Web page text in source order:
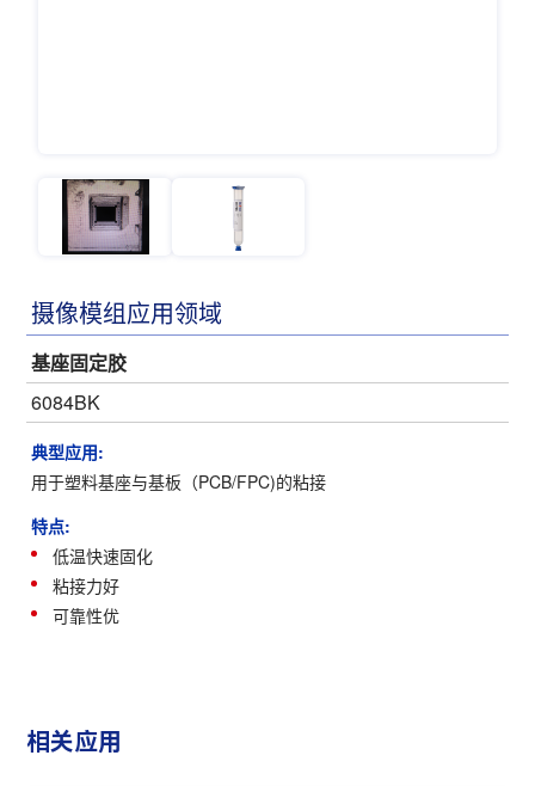
摄像模组应用领域
基座固定胶
6084BK
典型应用:
用于塑料基座与基板（PCB/FPC)的粘接
特点:
低温快速固化
粘接力好
可靠性优
相关应用